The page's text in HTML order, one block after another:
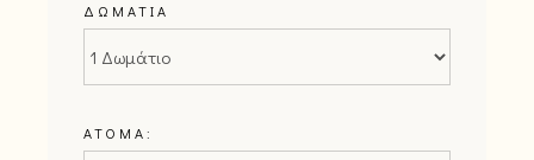
ΔΩΜΆΤΙΑ
ΆΤΟΜΑ: